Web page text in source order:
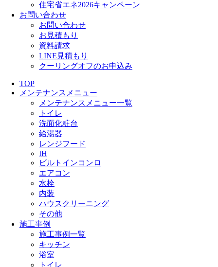
住宅省エネ2026キャンペーン
お問い合わせ
お問い合わせ
お見積もり
資料請求
LINE見積もり
クーリングオフのお申込み
TOP
メンテナンスメニュー
メンテナンスメニュー一覧
トイレ
洗面化粧台
給湯器
レンジフード
IH
ビルトインコンロ
エアコン
水栓
内装
ハウスクリーニング
その他
施工事例
施工事例一覧
キッチン
浴室
トイレ